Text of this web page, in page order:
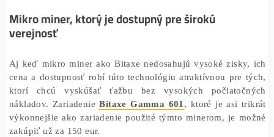
odmenu za vyriešenie bloku a ďalších 0.025
poplatkov za transakcie. Pre tých, ktorí sa pokúšajú
priniesť obrovské zisky, ak sa to podarí.
Mikro miner, ktorý je dostupný pre širokú
verejnosť